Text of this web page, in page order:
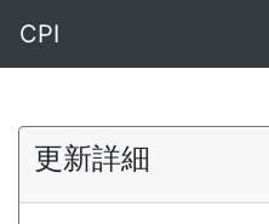
CPI
更新詳細